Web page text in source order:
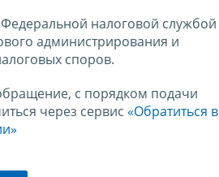
налоговой службой
администрирования и
споров.
с порядком подачи
через сервис «Обратиться в